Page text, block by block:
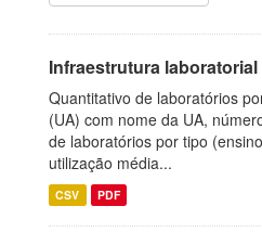
Infraestrutura laboratorial
Quantitativo de laboratórios
(UA) com nome da UA,
de laboratórios por tipo
utilização média...
CSV PDF